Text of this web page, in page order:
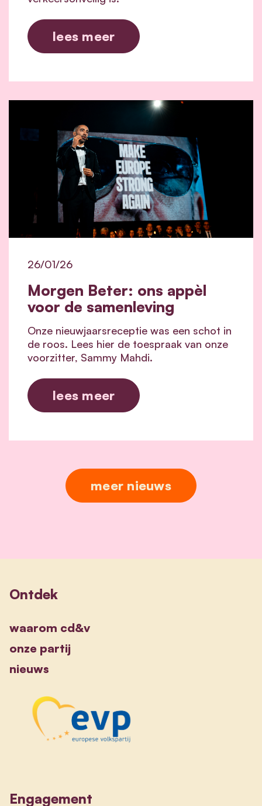
lees meer
Morgen Beter: ons appèl
voor de samenleving
26/01/26
Onze nieuwjaarsreceptie was een schot in
de roos. Lees hier de toespraak van onze
voorzitter, Sammy Mahdi.
lees meer
meer nieuws
Ontdek
waarom cd&v
onze partij
nieuws
Engagement